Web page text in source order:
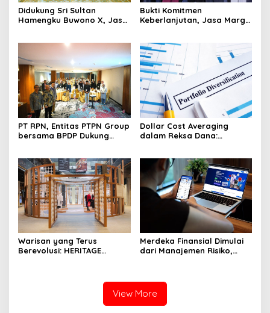
Didukung Sri Sultan
Hamengku Buwono X, Jasa
Bokoharjo Tol Jogja-Solo
untuk Dukung Konektivitas
DIY
Bukti Komitmen
Keberlanjutan, Jasa Marga
PT RPN, Entitas PTPN Group
bersama BPDP Dukung
Sehat Berbasis Minyak
Sawit
Dollar Cost Averaging
dalam Reksa Dana:
Warisan yang Terus
Berevolusi: HERITAGE
Merdeka Finansial Dimulai
dari Manajemen Risiko,
View More